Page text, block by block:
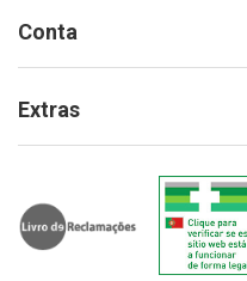
Conta
Extras